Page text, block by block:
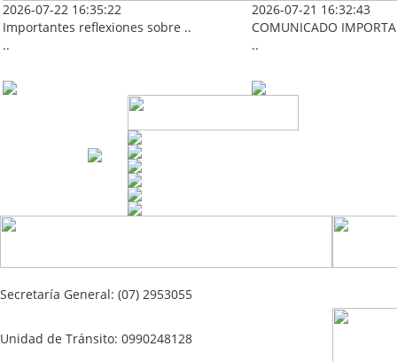
2026-07-22 16:35:22
Importantes reflexiones sobre ..
..
2026-07-21 16:32:43
COMUNICADO
..
Secretaría General: (07) 2953055
Unidad de Tránsito: 0990248128